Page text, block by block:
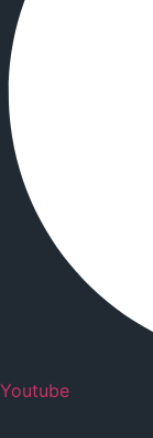
Youtube